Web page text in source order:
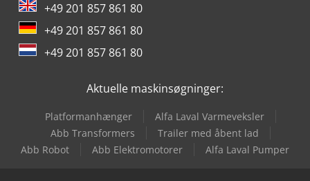
Mbo A56
Rammax Rw 1402
Rausch Gratomat 2000
Rausch Rs 3/1000
Rausch Rs3/800
+49 201 857 861 80
+49 201 857 861 80
+49 201 857 861 80
Aktuelle maskinsøgninger:
Platformanhænger
Alfa Laval Varmeveksler
Abb Transformers
Trailer med åbent lad
Abb Robot
Abb Elektromotorer Alfa Laval Pumper